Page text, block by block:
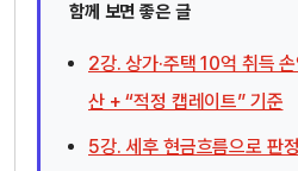
함께 보면 좋은 글
2강. 상가·주택 10억 취득
산 + “적정 캡레이트” 기준
5강. 세후 현금흐름으로 판